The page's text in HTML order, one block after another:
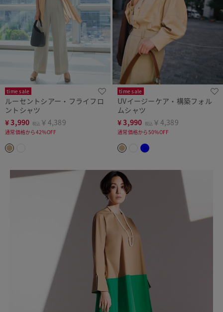
time sale
ルーセントシアー・フライフロ
ントシャツ
¥3,990 税込 ￥4,389
通常価格から42%OFF
time sale
UVイージーケア・構築フォル
ムシャツ
¥3,990 税込 ￥4,389
通常価格から50%OFF